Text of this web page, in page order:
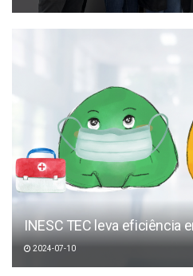
INESC TEC leva eficiência
2024-07-10